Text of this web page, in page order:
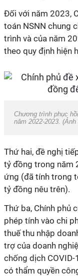
Đối với năm 2023,
toán NSNN chung
trình và của năm
theo quy định hiện
Chương trình phục
năm 2022-2023. (Ảnh
Thứ hai, đề nghị
tỷ đồng trong năm
ứng (đã tính trong
tỷ đồng nêu trên).
Thứ ba, Chính phủ
phép tính vào chi
thuế thu nhập
trợ của doanh
chống dịch COVID-
có thẩm quyền